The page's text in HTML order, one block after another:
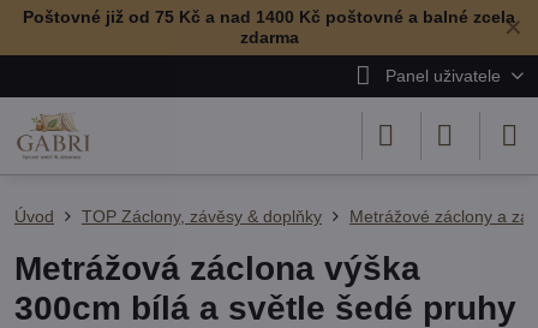
✕
Poštovné již od 75 Kč a nad 1400 Kč poštovné a balné zcela
zdarma
Panel uživatele
Úvod TOP Záclony, závěsy & doplňky Metrážové záclony a
Metrážová záclona výška
300cm bílá a světle šedé pruhy